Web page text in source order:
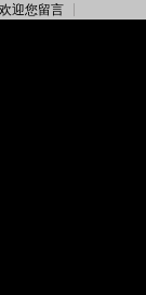
欢迎您留言